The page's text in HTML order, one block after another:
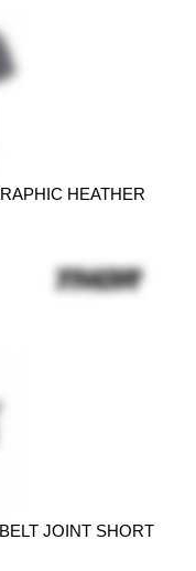
HEATHER
JOINT SHORT